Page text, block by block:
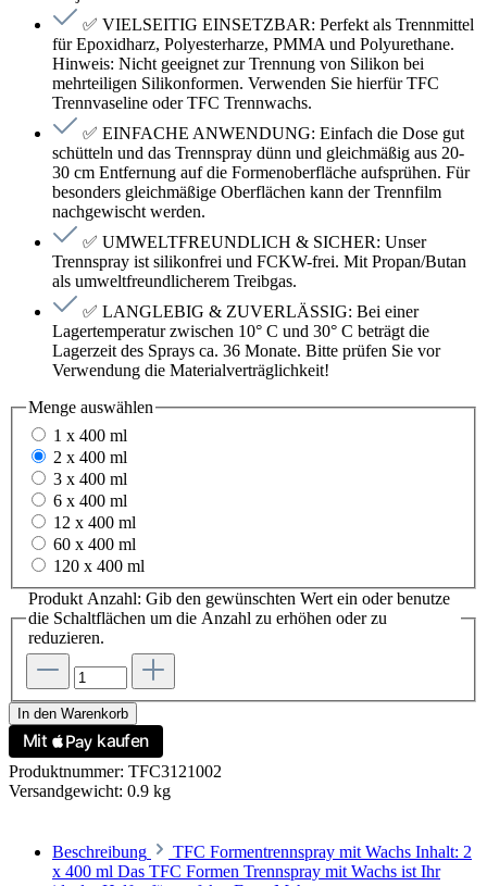
✅ VIELSEITIG EINSETZBAR: Perfekt als Trennmittel
für Epoxidharz, Polyesterharze, PMMA und Polyurethane.
Hinweis: Nicht geeignet zur Trennung von Silikon bei
mehrteiligen Silikonformen. Verwenden Sie hierfür TFC
Trennvaseline oder TFC Trennwachs.
✅ EINFACHE ANWENDUNG: Einfach die Dose gut
schütteln und das Trennspray dünn und gleichmäßig aus 20-
30 cm Entfernung auf die Formenoberfläche aufsprühen. Für
besonders gleichmäßige Oberflächen kann der Trennfilm
nachgewischt werden.
✅ UMWELTFREUNDLICH & SICHER: Unser
Trennspray ist silikonfrei und FCKW-frei. Mit Propan/Butan
als umweltfreundlicherem Treibgas.
✅ LANGLEBIG & ZUVERLÄSSIG: Bei einer
Lagertemperatur zwischen 10° C und 30° C beträgt die
Lagerzeit des Sprays ca. 36 Monate. Bitte prüfen Sie vor
Verwendung die Materialverträglichkeit!
Menge auswählen
1 x 400 ml
2 x 400 ml
3 x 400 ml
6 x 400 ml
12 x 400 ml
60 x 400 ml
120 x 400 ml
Produkt Anzahl: Gib den gewünschten Wert ein oder benutze
die Schaltflächen um die Anzahl zu erhöhen oder zu
reduzieren.
In den Warenkorb
Produktnummer: TFC3121002
Versandgewicht: 0.9 kg
Beschreibung
TFC Formentrennspray mit Wachs Inhalt: 2
x 400 ml Das TFC Formen Trennspray mit Wachs ist Ihr